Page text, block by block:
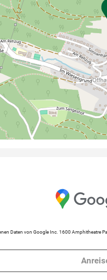
Daten von Google Inc. 1600 Amphitheatre